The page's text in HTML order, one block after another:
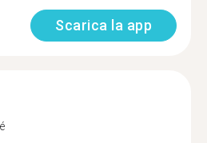
Scarica la app